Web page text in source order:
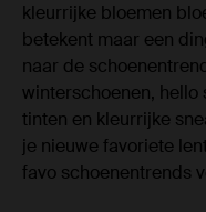
kleurrijke bloemen
betekent maar een
naar de
winterschoenen,
tinten en kleurrijke
je nieuwe favoriete
favo schoenentrends